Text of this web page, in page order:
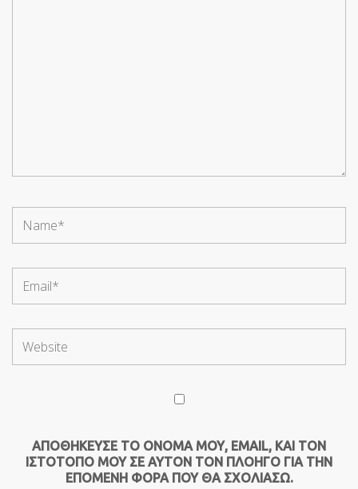
ΑΠΟΘΉΚΕΥΣΕ ΤΟ ΌΝΟΜΆ ΜΟΥ, EMAIL, ΚΑΙ ΤΟΝ
ΙΣΤΌΤΟΠΟ ΜΟΥ ΣΕ ΑΥΤΌΝ ΤΟΝ ΠΛΟΗΓΌ ΓΙΑ ΤΗΝ
ΕΠΌΜΕΝΗ ΦΟΡΆ ΠΟΥ ΘΑ ΣΧΟΛΙΆΣΩ.